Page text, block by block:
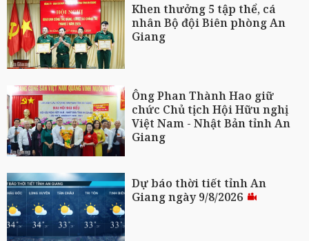
Khen thưởng 5 tập thể, cá
nhân Bộ đội Biên phòng An
Giang
Ông Phan Thành Hao giữ
chức Chủ tịch Hội Hữu nghị
Việt Nam - Nhật Bản tỉnh An
Giang
Dự báo thời tiết tỉnh An
Giang ngày 9/8/2026